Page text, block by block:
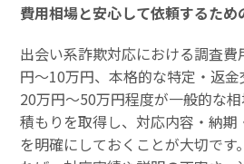
費用相場と安心して依頼するため
出会い系詐欺対応における調査
円〜10万円、本格的な特定・返
20万円〜50万円程度が一般的な
積もりを取得し、対応内容・納
を明確にしておくことが大切です